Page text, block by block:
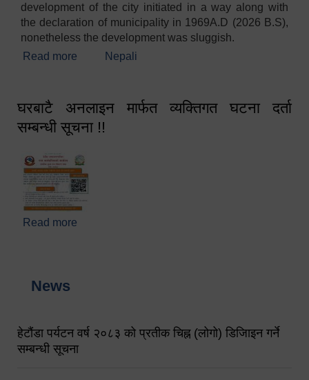
development of the city initiated in a way along with
the declaration of municipality in 1969A.D (2026 B.S),
nonetheless the development was sluggish.
Read more about Welcome
Nepali
घरबाटै अनलाइन मार्फत व्यक्तिगत घटना दर्ता
सम्बन्धी सूचना !!
Read more
News
हेटौंडा पर्यटन वर्ष २०८३ को प्रतीक चिह्न (लोगो) डिजिाइन गर्ने
सम्बन्धी सूचना